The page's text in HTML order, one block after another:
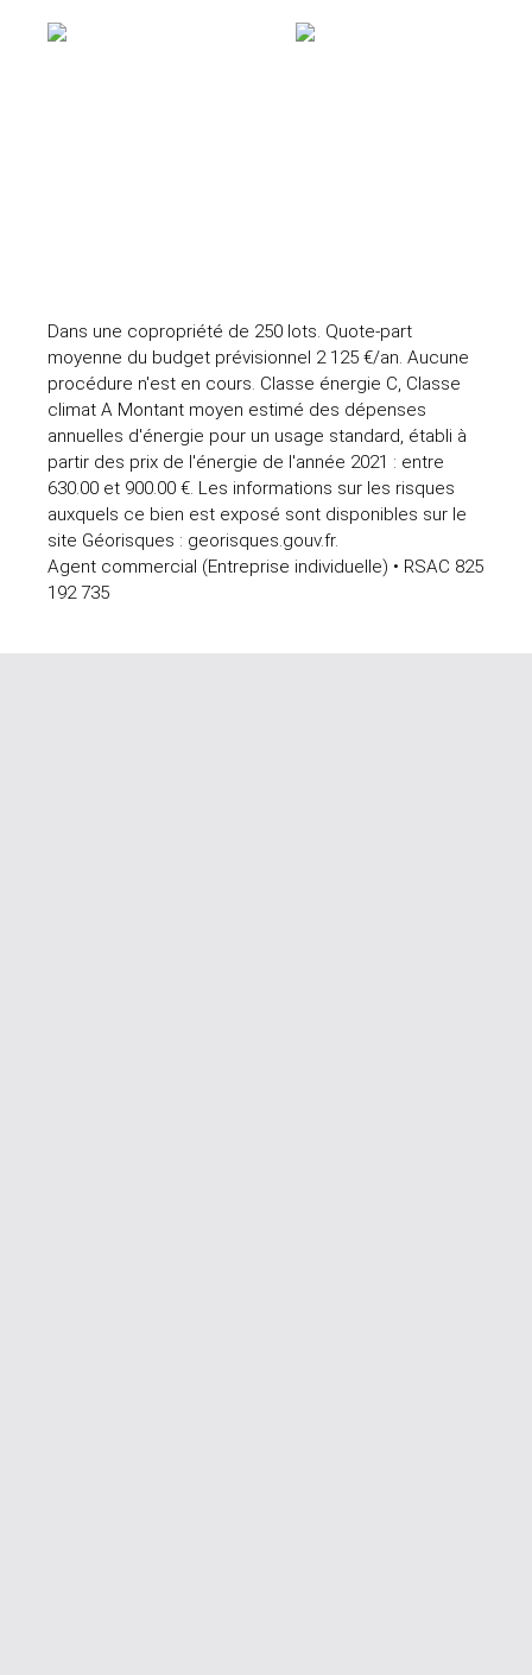
Dans une copropriété de 250 lots. Quote-part
moyenne du budget prévisionnel 2 125 €/an. Aucune
procédure n'est en cours. Classe énergie C, Classe
climat A Montant moyen estimé des dépenses
annuelles d'énergie pour un usage standard, établi à
partir des prix de l'énergie de l'année 2021 : entre
630.00 et 900.00 €. Les informations sur les risques
auxquels ce bien est exposé sont disponibles sur le
site Géorisques : georisques.gouv.fr.
Agent commercial (Entreprise individuelle) • RSAC 825
192 735